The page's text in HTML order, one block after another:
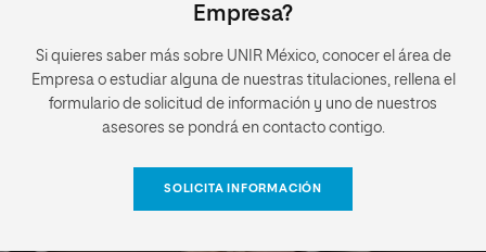
Empresa?
Si quieres saber más sobre UNIR México, conocer el área de
Empresa o estudiar alguna de nuestras titulaciones, rellena el
formulario de solicitud de información y uno de nuestros
asesores se pondrá en contacto contigo.
SOLICITA INFORMACIÓN